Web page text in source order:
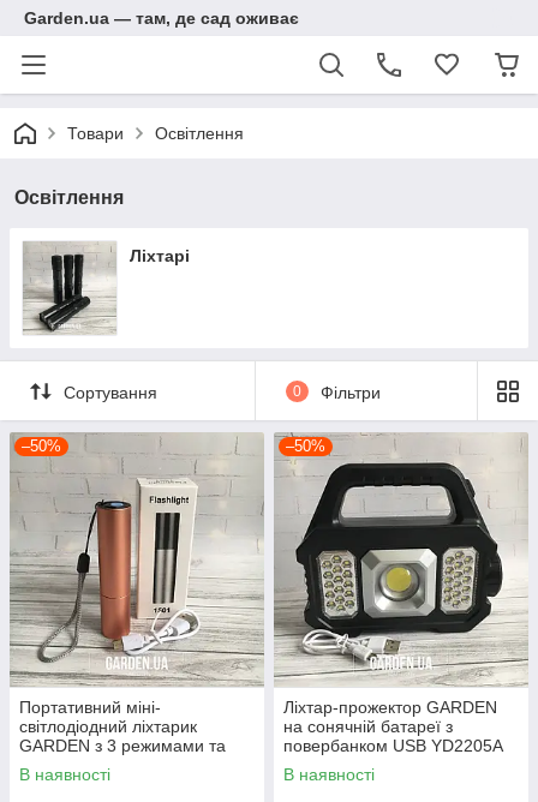
Garden.ua — там, де сад оживає
Товари Освітлення
Освітлення
Ліхтарі
Сортування 0 Фільтри
–50%
Портативний міні-
світлодіодний ліхтарик
GARDEN з 3 режимами та
фокусом перезаряджуваний
рожевий
В наявності
–50%
Ліхтар-прожектор GARDEN
на сонячній батареї з
повербанком USB YD2205A
LED Flashlight
В наявності